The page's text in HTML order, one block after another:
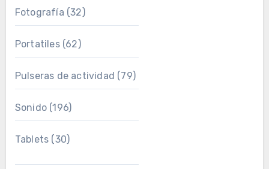
Fotografía (32)
Portatiles(62)
Pulseras de actividad (79)
Sonido(196)
Tablets (30)